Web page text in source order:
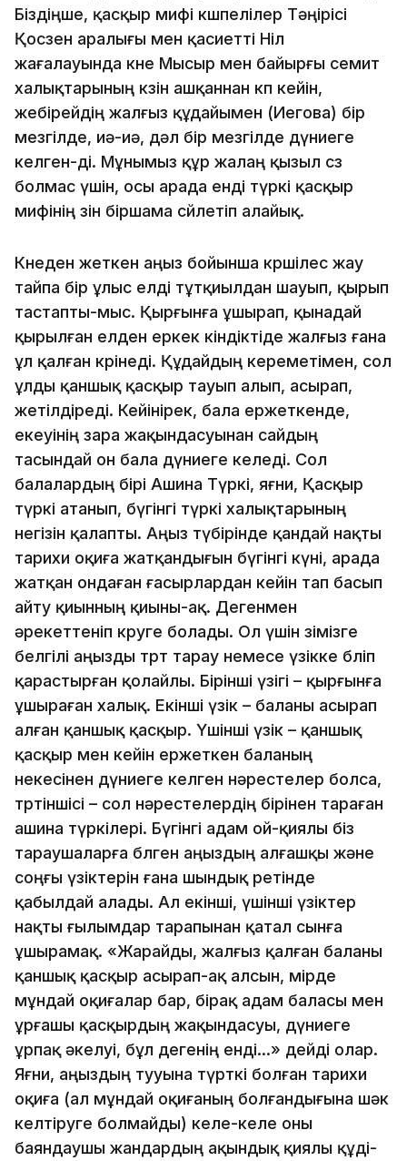
Бiздiңше, қасқыр мифi көшпелiлер Тәңiрiсi
Қосөзен аралығы мен қасиеттi Нiл
жағалауында көне Мысыр мен байырғы семит
халықтарының көзiн ашқаннан көп кейiн,
жебiрейдiң жалғыз құдайымен (Иегова) бiр
мезгiлде, иә-иә, дәл бiр мез­гiлде дүниеге
келген-дi. Мұнымыз құр жалаң қызыл сөз
болмас үшiн, осы арада ендi түркi қасқыр
мифiнiң өзiн бiршама сөйлетiп алайық.
Көнеден жеткен аңыз бойынша көршiлес жау
тайпа бiр ұлыс елдi тұтқиылдан шауып, қырып
тастапты-мыс. Қырғынға ұшырап, қынадай
қырылған елден еркек кiндiктiде жалғыз ғана
ұл қалған көрiнедi. Құдайдың кереметiмен, сол
ұлды қаншық қасқыр тауып алып, асырап,
жетiлдiредi. Кейiнiрек, бала ержеткенде,
екеуiнiң өзара жақындасуынан сайдың
тасындай он бала дүниеге келедi. Сол
балалардың бiрi Ашина Түркi, яғни, Қасқыр
түркi атанып, бүгiнгi түркi халықтарының
негiзiн қалапты. Аңыз түбiрiнде қандай нақ­ты
тарихи оқиға жатқандығын бүгiнгi күнi, арада
жатқан ондаған ғасырлардан кейiн тап басып
айту қиынның қиыны-ақ. Дегенмен
әрекеттенiп көруге болады. Ол үшiн өзiмiзге
белгiлi аңызды төрт тарау немесе үзiкке бөлiп
қарастырған қолайлы. Бiрiншi үзiгi – қыр­ғынға
ұшыраған халық. Екiншi үзiк – баланы асырап
алған қаншық қасқыр. Үшiншi үзiк – қаншық
қасқыр мен кейiн ержеткен баланың
некесiнен дүниеге келген нәрестелер болса,
төртiншiсi – сол нәрестелердiң бiрiнен тараған
ашина түркiлерi. Бүгiнгi адам ой-қиялы бiз
тараушаларға бөлген аңыздың алғашқы және
соңғы үзiктерiн ғана шындық ретiнде
қабылдай алады. Ал екiншi, үшiншi үзiктер
нақты ғылымдар та­­­рапынан қатал сынға
ұшырамақ. «Жарайды, жалғыз қалған ба­ланы
қаншық қасқыр асырап-ақ алсын, өмiрде
мұндай оқи­ғалар бар, бiрақ адам баласы мен
ұрғашы қасқырдың жа­­қын­­дасуы, дүниеге
ұрпақ әкелуi, бұл дегенiң ендi...» дейдi олар.
Яғни, аңыздың тууына түрткi бол­ған тарихи
оқиға (ал мұн­­дай оқиғаның бол­ғандығына шәк
келтiруге болмайды) келе-келе оны
баяндаушы жандардың ақындық қиялы құ­­­дi­­­­­